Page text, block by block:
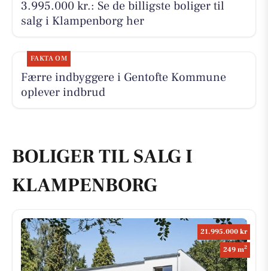
3.995.000 kr.: Se de billigste boliger til
salg i Klampenborg her
FAKTA OM
Færre indbyggere i Gentofte Kommune
oplever indbrud
BOLIGER TIL SALG I
KLAMPENBORG
21.995.000 kr
249 m2